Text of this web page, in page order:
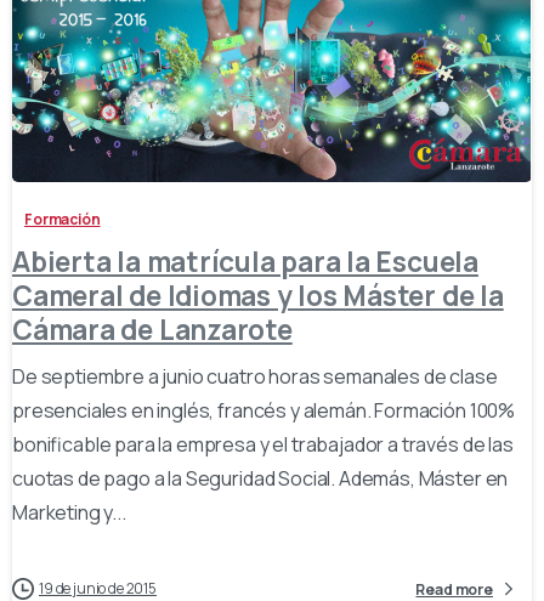
-
Formación
Abierta la matrícula para la Escuela
Cameral de Idiomas y los Máster de la
Cámara de Lanzarote
De septiembre a junio cuatro horas semanales de clase
presenciales en inglés, francés y alemán. Formación 100%
bonificable para la empresa y el trabajador a través de las
cuotas de pago a la Seguridad Social. Además, Máster en
Marketing y...
19 de junio de 2015 Read more